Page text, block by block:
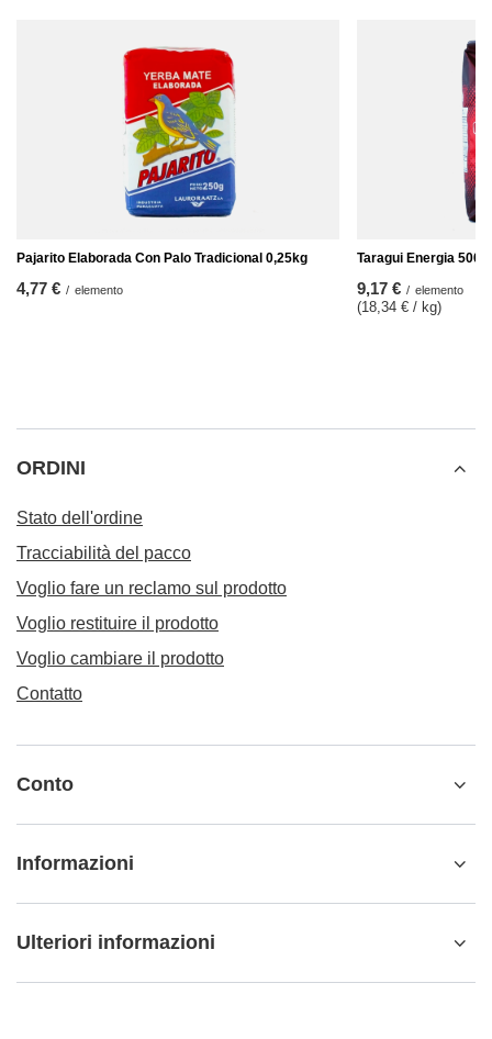
Pajarito Elaborada Con Palo Tradicional 0,25kg
4,77 € / elemento
Taragui Energia 500g
9,17 € / elemento
(18,34 € / kg)
ORDINI
Stato dell'ordine
Tracciabilità del pacco
Voglio fare un reclamo sul prodotto
Voglio restituire il prodotto
Voglio cambiare il prodotto
Contatto
Conto
Informazioni
Ulteriori informazioni